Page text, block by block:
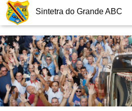
Sintetra do Grande ABC